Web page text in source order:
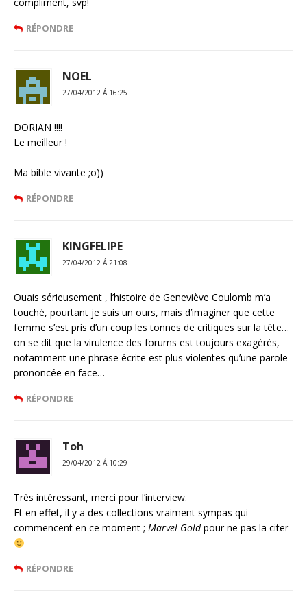
RÉPONDRE
NOEL
27/04/2012 Á 16:25
DORIAN !!!!
Le meilleur !
Ma bible vivante ;o))
RÉPONDRE
KINGFELIPE
27/04/2012 Á 21:08
Ouais sérieusement , l’histoire de Geneviève Coulomb m’a
touché, pourtant je suis un ours, mais d’imaginer que cette
femme s’est pris d’un coup les tonnes de critiques sur la tête…
on se dit que la virulence des forums est toujours exagérés,
notamment une phrase écrite est plus violentes qu’une parole
prononcée en face…
RÉPONDRE
Toh
29/04/2012 Á 10:29
Très intéressant, merci pour l’interview.
Et en effet, il y a des collections vraiment sympas qui
commencent en ce moment ; Marvel Goldpour ne pas la citer
RÉPONDRE